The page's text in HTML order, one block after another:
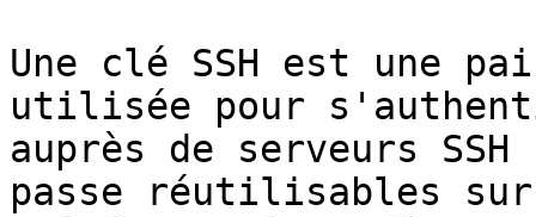
Une clé SSH est une
utilisée pour
auprès de serveurs
passe réutilisables